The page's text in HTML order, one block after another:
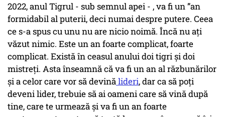
2022, anul Tigrul - sub semnul apei - , va fi un ”an
formidabil al puterii, deci numai despre putere. Ceea
ce s-a spus cu unu nu are nicio noimă. Încă nu ați
văzut nimic. Este un an foarte complicat, foarte
complicat. Există în ceasul anului doi tigri și doi
mistreți. Asta înseamnă că va fi un an al răzbunărilor
și a celor care vor să devinălideri, dar ca să poți
deveni lider, trebuie să ai oameni care să vină după
tine, care te urmează și va fi un an foarte